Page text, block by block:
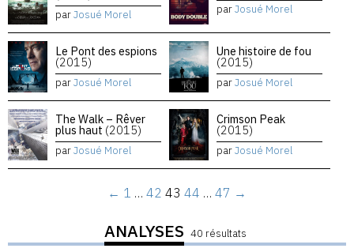
parJosué Morel parJosué Morel
Le Pont des espions
(2015)
parJosué Morel
Une histoire de fou
(2015)
parJosué Morel
The Walk – Rêver
plus haut (2015)
parJosué Morel
Crimson Peak
(2015)
parJosué Morel
← 1 … 42 43 44 … 47 →
ANALYSES 40 résultats